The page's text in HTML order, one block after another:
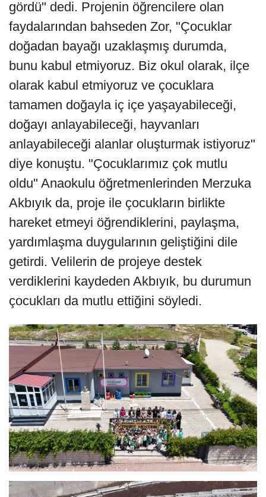
gördü" dedi. Projenin öğrencilere olan
faydalarından bahseden Zor, "Çocuklar
doğadan bayağı uzaklaşmış durumda,
bunu kabul etmiyoruz. Biz okul olarak, ilçe
olarak kabul etmiyoruz ve çocuklara
tamamen doğayla iç içe yaşayabileceği,
doğayı anlayabileceği, hayvanları
anlayabileceği alanlar oluşturmak istiyoruz"
diye konuştu. "Çocuklarımız çok mutlu
oldu" Anaokulu öğretmenlerinden Merzuka
Akbıyık da, proje ile çocukların birlikte
hareket etmeyi öğrendiklerini, paylaşma,
yardımlaşma duygularının geliştiğini dile
getirdi. Velilerin de projeye destek
verdiklerini kaydeden Akbıyık, bu durumun
çocukları da mutlu ettiğini söyledi.